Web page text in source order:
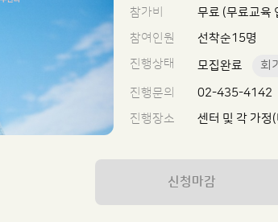
참가비
무료 (무료교육
참여인원
선착순15명
진행상태
모집완료 회
진행문의
02-435-4142
진행장소
센터 및 각 가정
신청마감